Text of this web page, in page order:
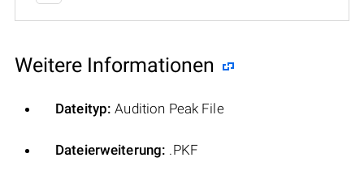
Weitere Informationen
Dateityp: Audition Peak File
Dateierweiterung: .PKF